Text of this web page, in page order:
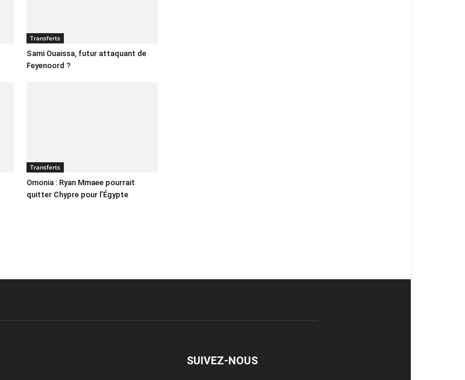
Transferts
Sami Ouaissa, futur attaquant de
Feyenoord ?
Transferts
Omonia : Ryan Mmaee pourrait
quitter Chypre pour l’Égypte
SUIVEZ-NOUS